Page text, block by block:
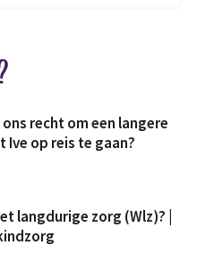
recht om een langere
Ive op reis te gaan?
langdurige zorg (Wlz)? |